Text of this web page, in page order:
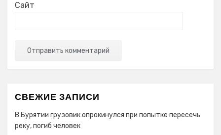
Сайт
СВЕЖИЕ ЗАПИСИ
В Бурятии грузовик опрокинулся при попытке пересечь
реку, погиб человек